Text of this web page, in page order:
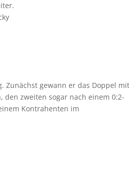
Zunächst gewann er das Doppel mit
den zweiten sogar nach einem 0:2-
Kontrahenten im